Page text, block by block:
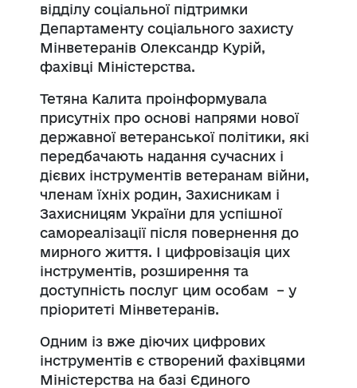
відділу соціальної підтримки
Департаменту соціального захисту
Мінветеранів Олександр Курій,
фахівці Міністерства.
Тетяна Калита проінформувала
присутніх про основі напрями нової
державної ветеранської політики, які
передбачають надання сучасних і
дієвих інструментів ветеранам війни,
членам їхніх родин, Захисникам і
Захисницям України для успішної
самореалізації після повернення до
мирного життя. І цифровізація цих
інструментів, розширення та
доступність послуг цим особам – у
пріоритеті Мінветеранів.
Одним із вже діючих цифрових
інструментів є створений фахівцями
Міністерства на базі Єдиного